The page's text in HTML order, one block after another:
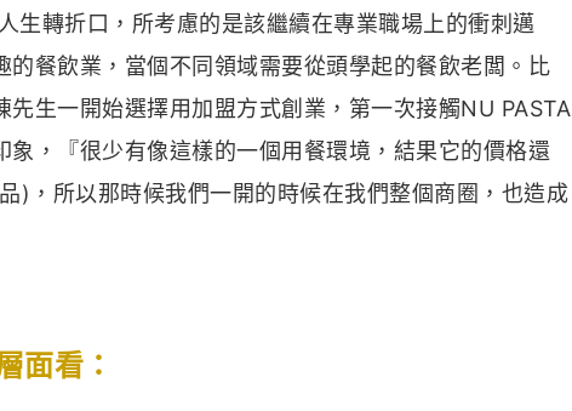
生轉折口，所考慮的是該繼續在專業職場上的衝刺邁
餐飲業，當個不同領域需要從頭學起的餐飲老闆。比
生一開始選擇用加盟方式創業，第一次接觸NU PASTA
，『很少有像這樣的一個用餐環境，結果它的價格還
)，所以那時候我們一開的時候在我們整個商圈，也造成
面看：